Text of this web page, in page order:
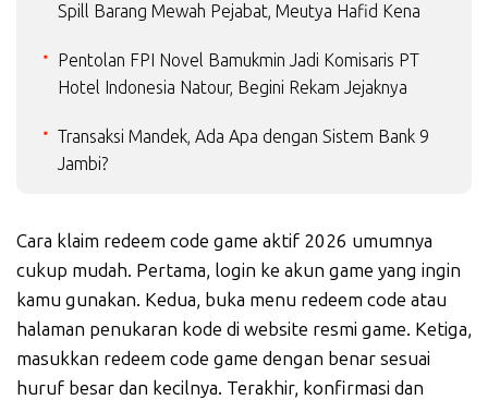
Spill Barang Mewah Pejabat, Meutya Hafid Kena
Pentolan FPI Novel Bamukmin Jadi Komisaris PT
Hotel Indonesia Natour, Begini Rekam Jejaknya
Transaksi Mandek, Ada Apa dengan Sistem Bank 9
Jambi?
Cara klaim redeem code game aktif 2026 umumnya
cukup mudah. Pertama, login ke akun game yang ingin
kamu gunakan. Kedua, buka menu redeem code atau
halaman penukaran kode di website resmi game. Ketiga,
masukkan redeem code game dengan benar sesuai
huruf besar dan kecilnya. Terakhir, konfirmasi dan